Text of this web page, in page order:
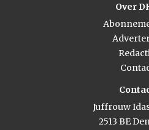
Over
Juffrouw
2513 BE